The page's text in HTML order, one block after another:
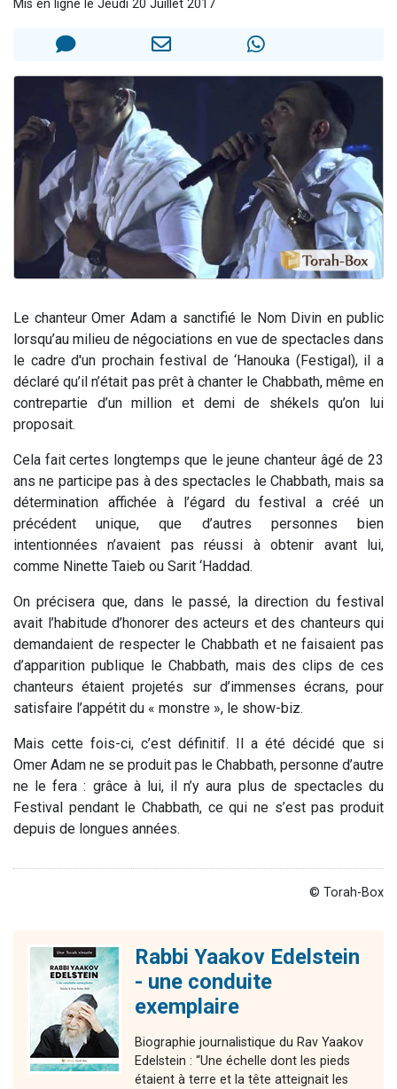
Eva vient de donner son Maasser
Eli vient de donner son Maasser
Mis en ligne le Jeudi 20 Juillet 2017
Le chanteur Omer Adam a sanctifié le Nom Divin en public
lorsqu’au milieu de négociations en vue de spectacles dans
le cadre d'un prochain festival de ‘Hanouka (Festigal), il a
déclaré qu’il n’était pas prêt à chanter le Chabbath, même en
contrepartie d’un million et demi de shékels qu’on lui
proposait.
Cela fait certes longtemps que le jeune chanteur âgé de 23
ans ne participe pas à des spectacles le Chabbath, mais sa
détermination affichée à l’égard du festival a créé un
précédent unique, que d’autres personnes bien
intentionnées n’avaient pas réussi à obtenir avant lui,
comme Ninette Taieb ou Sarit ‘Haddad.
On précisera que, dans le passé, la direction du festival
avait l’habitude d’honorer des acteurs et des chanteurs qui
demandaient de respecter le Chabbath et ne faisaient pas
d’apparition publique le Chabbath, mais des clips de ces
chanteurs étaient projetés sur d’immenses écrans, pour
satisfaire l’appétit du « monstre », le show-biz.
Mais cette fois-ci, c’est définitif. Il a été décidé que si
Omer Adam ne se produit pas le Chabbath, personne d’autre
ne le fera : grâce à lui, il n’y aura plus de spectacles du
Festival pendant le Chabbath, ce qui ne s’est pas produit
depuis de longues années.
© Torah-Box
Rabbi Yaakov Edelstein
- une conduite
exemplaire
Biographie journalistique du Rav Yaakov
Edelstein : “Une échelle dont les pieds
étaient à terre et la tête atteignait les